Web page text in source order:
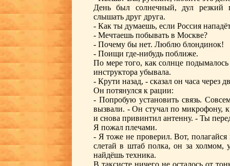
День был солнечный, дул резкий
слышать друг друга.
- Как ты думаешь, если Россия
- Мечтаешь побывать в Москве?
- Почему бы нет. Люблю блондинок!
- Поищи где-нибудь поближе.
По мере того, как солнце
инструктора убывала.
- Крути назад, - сказал он часа через
Он потянулся к рации:
- Попробую установить связь.
вызвали. - Он стучал по микрофону,
и снова привинтил антенну. - Ты
Я пожал плечами.
- Я тоже не проверил. Вот,
слетай в штаб полка, он за холмом,
найдёшь техника.
В таксисте ничего не осталось от